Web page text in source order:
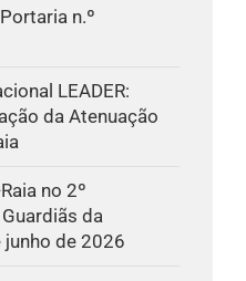
n.º
LEADER:
da Atenuação
no 2º
da
junho de 2026